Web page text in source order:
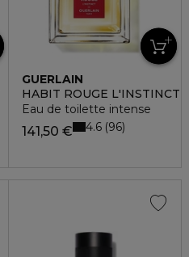
GUERLAIN
HABIT ROUGE L'INSTINCT
Eau de toilette intense
141,50 € 4.6 96